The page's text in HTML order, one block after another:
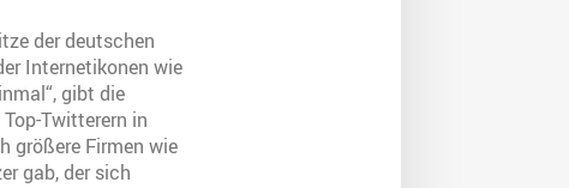
der deutschen
Internetikonen wie
gibt die
Twitterern in
größere Firmen wie
gab, der sich